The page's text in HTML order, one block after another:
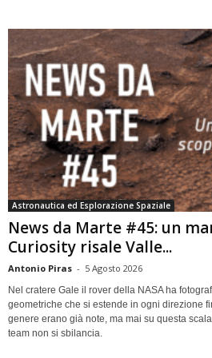
Astronautica ed Esplorazione Spaziale
News da Marte #45: un
Curiosity risale Valle...
Antonio Piras - 5 Agosto 2026
Nel cratere Gale il rover della NASA ha
geometriche che si estende in ogni direzione
genere erano già note, ma mai su questa
team non si sbilancia.